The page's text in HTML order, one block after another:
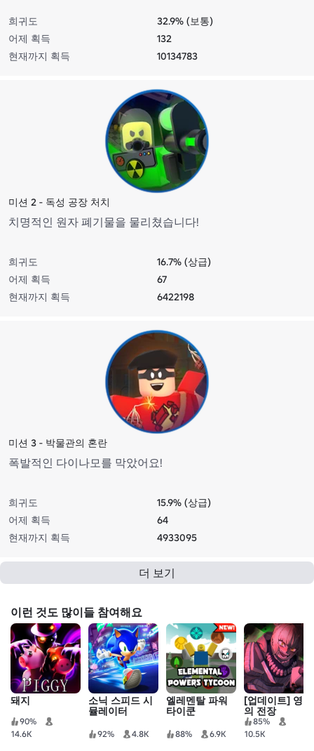
희귀도
32.9% (보통)
어제 획득
132
현재까지 획득
10134783
미션 2 - 독성 공장 처치
치명적인 원자 폐기물을 물리쳤습니다!
희귀도
16.7% (상급)
어제 획득
67
현재까지 획득
6422198
미션 3 - 박물관의 혼란
폭발적인 다이나모를 막았어요!
희귀도
15.9% (상급)
어제 획득
64
현재까지 획득
4933095
더 보기
이런 것도 많이들 참여해요
돼지
90%
14.6K
소닉 스피드 시
뮬레이터
92% 4.8K
엘레멘탈 파워
타이쿤
88% 6.9K
[업데이트] 영웅
의 전장
85%
10.5K